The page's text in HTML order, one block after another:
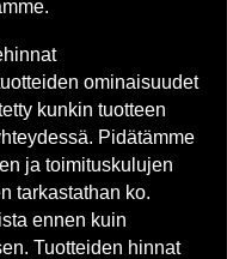
ominaisuudet
kunkin tuotteen
Pidätämme
ja toimituskulujen
tarkastathan ko.
ennen kuin
Tuotteiden hinnat